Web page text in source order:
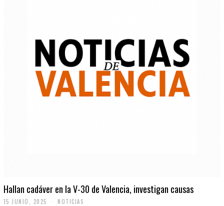
Hallan cadáver en la V-30 de Valencia, investigan causas
15 JUNIO, 2025 NOTICIAS